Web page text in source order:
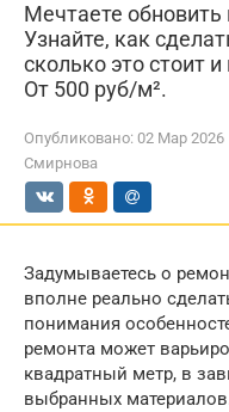
Мечтаете обновить
Узнайте, как
сколько это стоит
От 500 руб/м².
Опубликовано: 02 Мар 2026
Смирнова
Задумываетесь о
вполне реально
понимания
ремонта может
квадратный метр, в
выбранных